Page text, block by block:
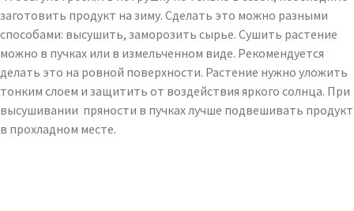
заготовить продукт на зиму. Сделать это можно разными
способами: высушить, заморозить сырье. Сушить растение
можно в пучках или в измельченном виде. Рекомендуется
делать это на ровной поверхности. Растение нужно уложить
тонким слоем и защитить от воздействия яркого солнца. При
высушивании пряности в пучках лучше подвешивать продукт
в прохладном месте.